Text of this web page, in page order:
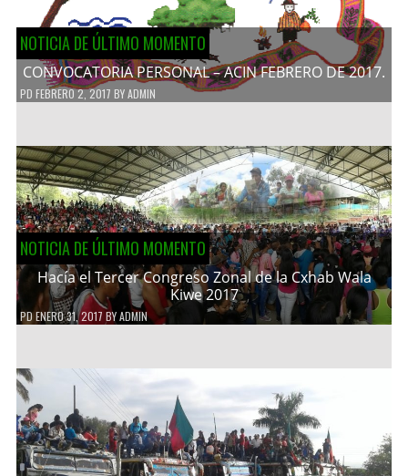
NOTICIA DE ÚLTIMO MOMENTO
CONVOCATORIA PERSONAL – ACIN FEBRERO DE 2017.
PD FEBRERO 2, 2017 BYADMIN
NOTICIA DE ÚLTIMO MOMENTO
Hacía el Tercer Congreso Zonal de la Cxhab Wala
Kiwe 2017
PDENERO 31, 2017 BYADMIN